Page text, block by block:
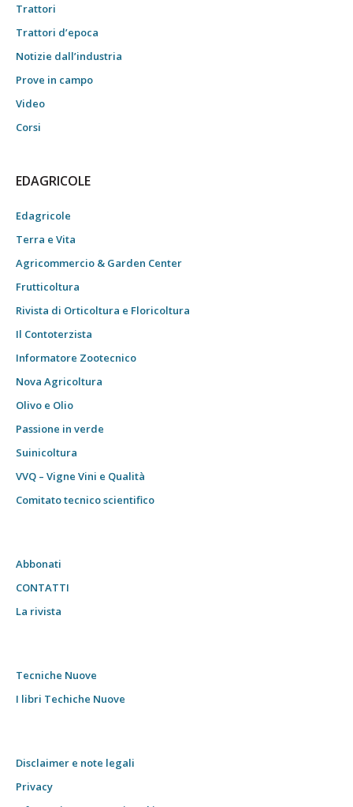
Trattori
Trattori d’epoca
Notizie dall’industria
Prove in campo
Video
Corsi
EDAGRICOLE
Edagricole
Terra e Vita
Agricommercio & Garden Center
Frutticoltura
Rivista di Orticoltura e Floricoltura
Il Contoterzista
Informatore Zootecnico
Nova Agricoltura
Olivo e Olio
Passione in verde
Suinicoltura
VVQ – Vigne Vini e Qualità
Comitato tecnico scientifico
Abbonati
CONTATTI
La rivista
Tecniche Nuove
I libri Techiche Nuove
Disclaimer e note legali
Privacy